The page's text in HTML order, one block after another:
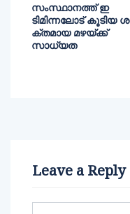
സംസ്ഥാനത്ത് ഇ
ടിമിന്നലോട് കൂടിയ ശ
ക്തമായ മഴയ്ക്ക്
സാധ്യത
Leave a Reply